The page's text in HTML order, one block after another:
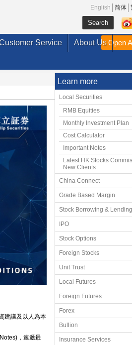
English 简体
Service About UsOpen
建議及以人為本
，速遞最
Learn more
Local Securities
RMB Equities
Monthly Investment Plan
Cost Calculator
Important Notes
Latest HK Stocks
New Clients
China Connect
Grade Based Margin
Stock Borrowing & Lending
IPO
Stock Options
Foreign Stocks
Unit Trust
Local Futures
Foreign Futures
Forex
Bullion
Insurance Services